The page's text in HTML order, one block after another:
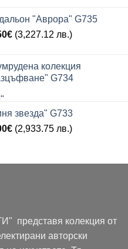
"Аврора" G735
€ (3,227.12 лв.)
колекция
G734
звезда" G733
€ (2,933.75 лв.)
представя колекция от
авторски